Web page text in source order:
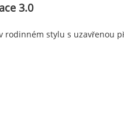
3.0
v rodinném stylu s